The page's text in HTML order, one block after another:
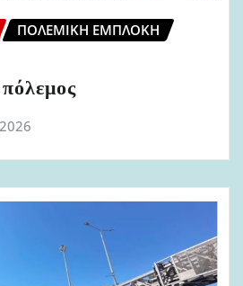
ΠΟΛΕΜΙΚΉ ΕΜΠΛΟΚΉ